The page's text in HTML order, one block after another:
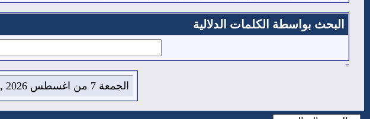
البحث بواسطة الكلمات الدلالية
=
الجمعة 7 من اغسطس 2026 , الساعة الان 11:59:57 مساءً.